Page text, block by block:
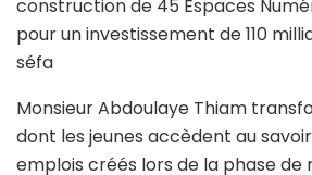
construction de 45 Espaces
pour un investissement de 110
séfa
Monsieur Abdoulaye Thiam
dont les jeunes accèdent au
emplois créés lors de la phase de